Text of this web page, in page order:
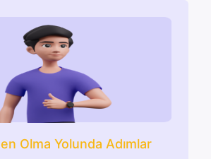
Olma Yolunda Adımlar